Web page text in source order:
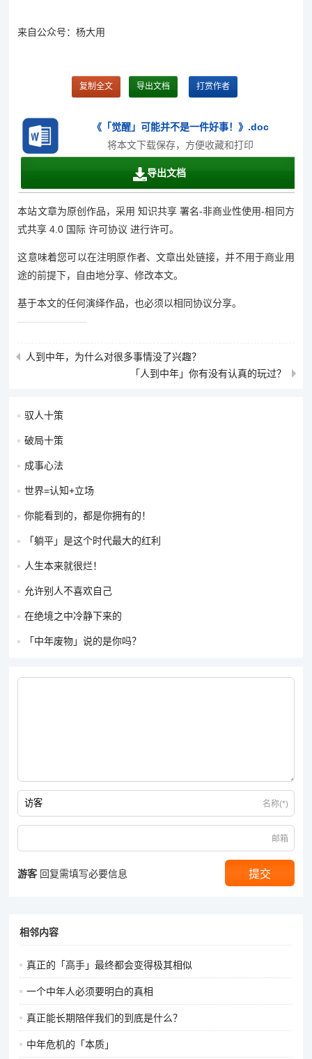
来自公众号：杨大用
复制全文 导出文档 打赏作者
《「觉醒」可能并不是一件好事！》.doc
将本文下载保存，方便收藏和打印
导出文档
本站文章为原创作品，采用 知识共享 署名-非商业性使用-相同方
式共享 4.0 国际 许可协议 进行许可。
这意味着您可以在注明原作者、文章出处链接，并不用于商业用
途的前提下，自由地分享、修改本文。
基于本文的任何演绎作品，也必须以相同协议分享。
人到中年，为什么对很多事情没了兴趣？
「人到中年」你有没有认真的玩过？
驭人十策
破局十策
成事心法
世界=认知+立场
你能看到的，都是你拥有的！
「躺平」是这个时代最大的红利
人生本来就很烂！
允许别人不喜欢自己
在绝境之中冷静下来的
「中年废物」说的是你吗？
名称(*)
邮箱
游客 回复需填写必要信息
相邻内容
真正的「高手」最终都会变得极其相似
一个中年人必须要明白的真相
真正能长期陪伴我们的到底是什么？
中年危机的「本质」